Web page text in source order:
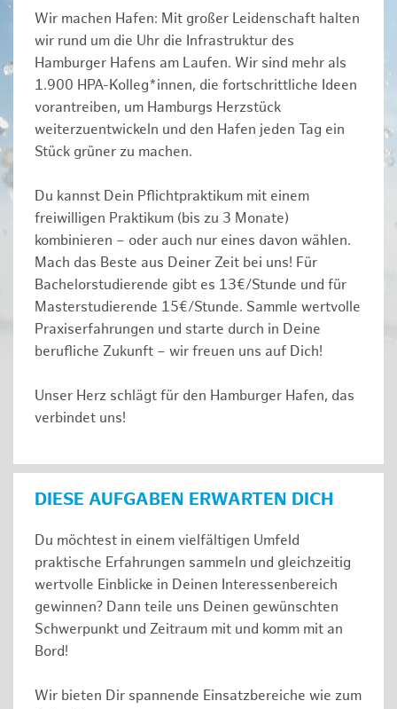
Wir machen Hafen: Mit großer Leidenschaft halten
wir rund um die Uhr die Infrastruktur des
Hamburger Hafens am Laufen. Wir sind mehr als
1.900 HPA-Kolleg*innen, die fortschrittliche Ideen
vorantreiben, um Hamburgs Herzstück
weiterzuentwickeln und den Hafen jeden Tag ein
Stück grüner zu machen.
Du kannst Dein Pflichtpraktikum mit einem
freiwilligen Praktikum (bis zu 3 Monate)
kombinieren – oder auch nur eines davon wählen.
Mach das Beste aus Deiner Zeit bei uns! Für
Bachelorstudierende gibt es 13€/Stunde und für
Masterstudierende 15€/Stunde. Sammle wertvolle
Praxiserfahrungen und starte durch in Deine
berufliche Zukunft – wir freuen uns auf Dich!
Unser Herz schlägt für den Hamburger Hafen, das
verbindet uns!
DIESE AUFGABEN ERWARTEN DICH
Du möchtest in einem vielfältigen Umfeld
praktische Erfahrungen sammeln und gleichzeitig
wertvolle Einblicke in Deinen Interessenbereich
gewinnen? Dann teile uns Deinen gewünschten
Schwerpunkt und Zeitraum mit und komm mit an
Bord!
Wir bieten Dir spannende Einsatzbereiche wie zum